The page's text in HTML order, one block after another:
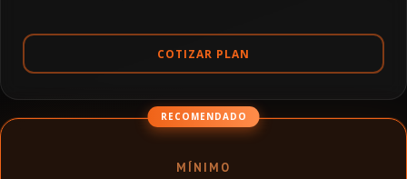
COTIZAR PLAN
RECOMENDADO
MÍNIMO